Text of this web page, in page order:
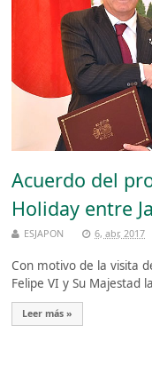
Acuerdo del
Holiday entre
ESJAPON 6, abr, 2017
Con motivo de la visita
Felipe VI y Su Majestad
Leer más »